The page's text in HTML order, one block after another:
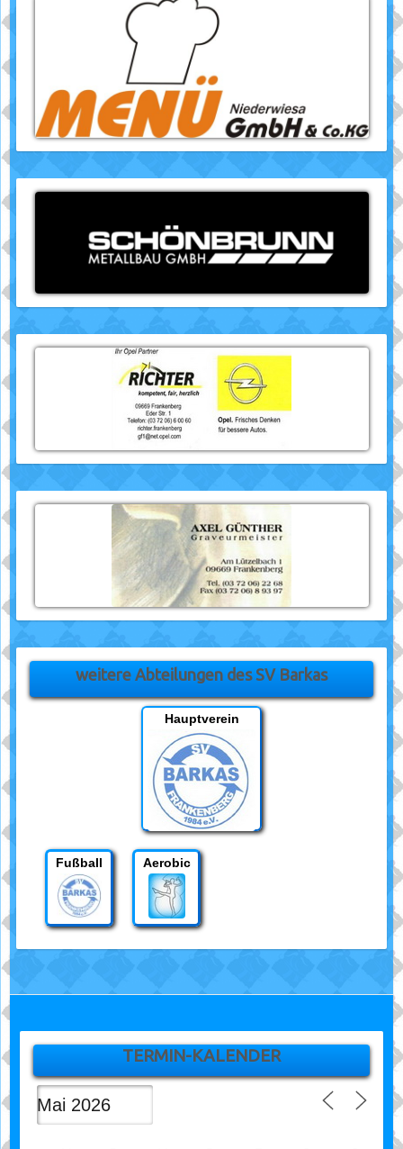
weitere Abteilungen des SV Barkas
Hauptverein
Fußball Aerobic
TERMIN-KALENDER